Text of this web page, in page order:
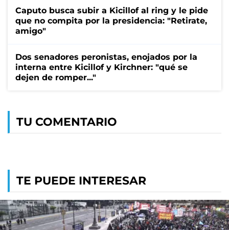
Caputo busca subir a Kicillof al ring y le pide
que no compita por la presidencia: "Retirate,
amigo"
Dos senadores peronistas, enojados por la
interna entre Kicillof y Kirchner: "qué se
dejen de romper..."
TU COMENTARIO
TE PUEDE INTERESAR